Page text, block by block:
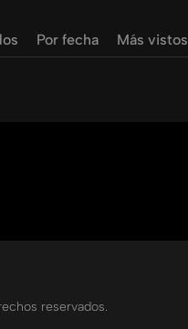
Por fecha Más vistos
reservados.